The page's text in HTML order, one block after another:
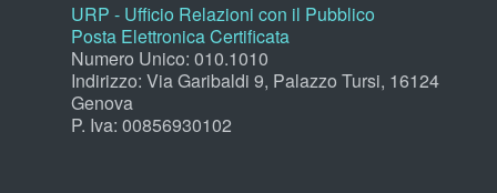
URP - Ufficio Relazioni con il Pubblico
Posta Elettronica Certificata
Numero Unico: 010.1010
Indirizzo: Via Garibaldi 9, Palazzo Tursi, 16124
Genova
P. Iva: 00856930102